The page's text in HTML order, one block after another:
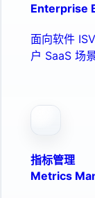
Enterprise
面向软件
户 SaaS 场
指标管理
Metrics